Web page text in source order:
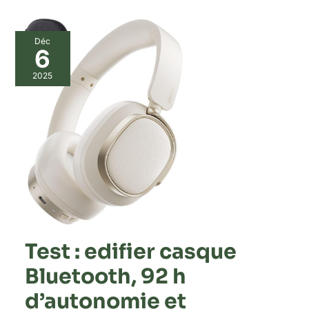
Déc
6
2025
Test : edifier casque
Bluetooth, 92 h
d’autonomie et